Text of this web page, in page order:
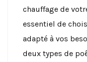
chauffage de
essentiel de
adapté à vos
deux types de